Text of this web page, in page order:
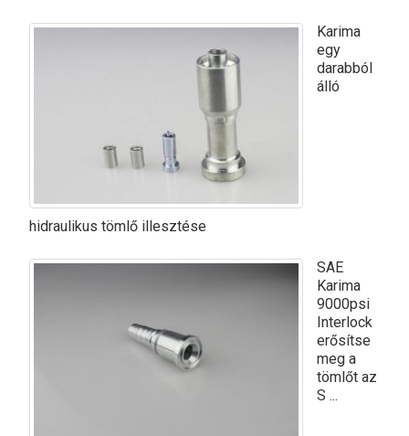
Karima
egy
darabból
álló
hidraulikus tömlő illesztése
SAE
Karima
9000psi
Interlock
erősítse
meg a
tömlőt az
S ...